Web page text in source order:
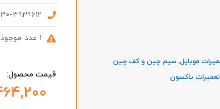
موبایل,سیم چین و کف چین
تعمیرات یاکسون
3939612
1 عدد موجودی در انبار
قیمت محصول: